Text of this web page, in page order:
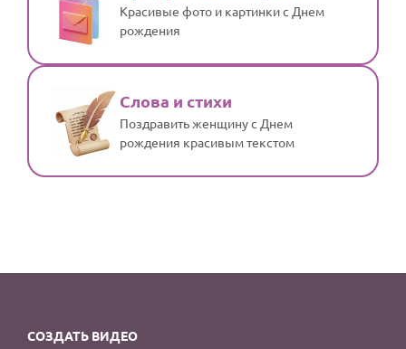
Красивые фото и картинки с Днем
рождения
Слова и стихи
Поздравить женщину с Днем
рождения красивым текстом
СОЗДАТЬ ВИДЕО